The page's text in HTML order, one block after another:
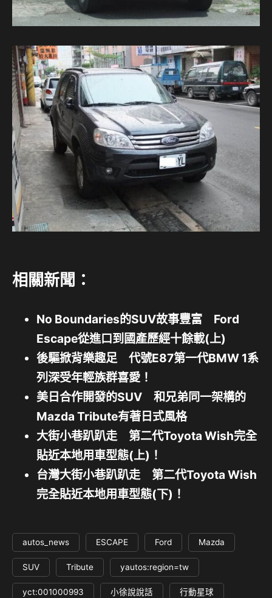
相關新聞：
No Boundaries的SUV故事豐富 Ford
Escape從進口到國產歷經十餘載(上)
後驅掀背樂趣足 代號E87第一代BMW 1系
列深受年輕族群喜愛！
美日合作開發的SUV 和兄弟同一架構的
Mazda Tribute有著日式風格
大街小巷趴趴走 第二代Toyota Wish完全
貼近本地用車型態(上)！
台灣大街小巷趴趴走 第二代Toyota Wish
完全貼近本地用車型態(下)！
autos_news ESCAPE Ford Mazda
SUV Tribute yautos:region=tw
yct:001000993 小徐說說話 行動星球